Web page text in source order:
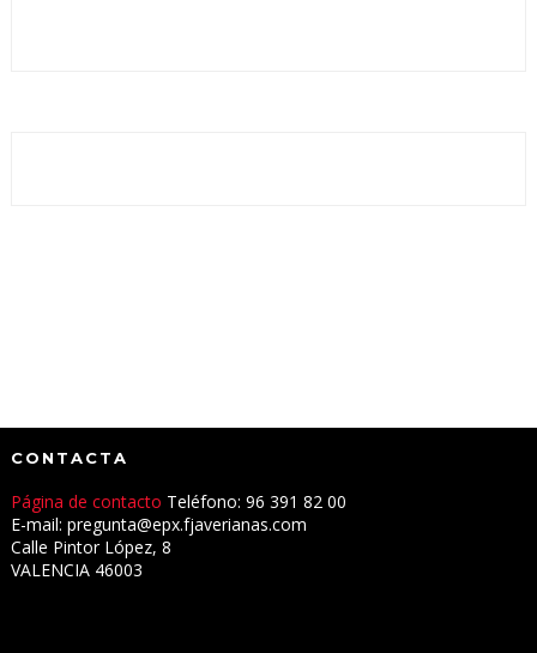
CONTACTA
Página de contacto Teléfono: 96 391 82 00
E-mail: pregunta@epx.fjaverianas.com
Calle Pintor López, 8
VALENCIA 46003